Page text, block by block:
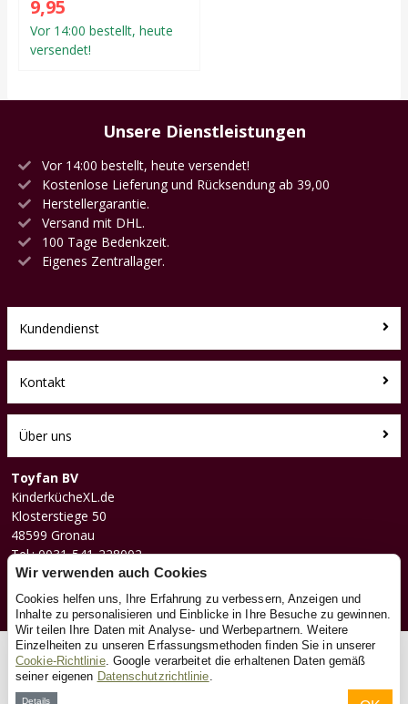
9,95
Vor 14:00 bestellt, heute
versendet!
Unsere Dienstleistungen
Vor 14:00 bestellt, heute versendet!
Kostenlose Lieferung und Rücksendung ab 39,00
Herstellergarantie.
Versand mit DHL.
100 Tage Bedenkzeit.
Eigenes Zentrallager.
Kundendienst
Kontakt
Über uns
Toyfan BV
KinderkücheXL.de
Klosterstiege 50
48599 Gronau
Tel.: 0031-541-228002
Facebook
Instagram
© 2026 Toyfan BV
Allgemeine Geschäftsbedingungen
Haftungsausschluss
Wir verwenden auch Cookies
Cookies helfen uns, Ihre Erfahrung zu verbessern, Anzeigen und
Inhalte zu personalisieren und Einblicke in Ihre Besuche zu gewinnen.
Wir teilen Ihre Daten mit Analyse- und Werbepartnern. Weitere
Einzelheiten zu unseren Erfassungsmethoden finden Sie in unserer
Cookie-Richtlinie. Google verarbeitet die erhaltenen Daten gemäß
seiner eigenen Datenschutzrichtlinie
Details